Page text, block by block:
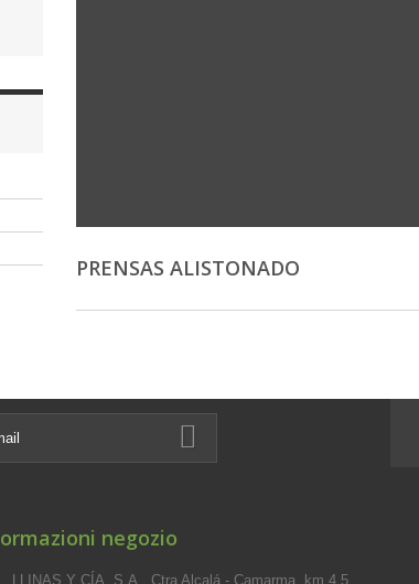
PRENSAS ALISTONADO
negozio
LLINAS Y CÍA, S.A., Ctra Alcalá - Camarma, km 4,5